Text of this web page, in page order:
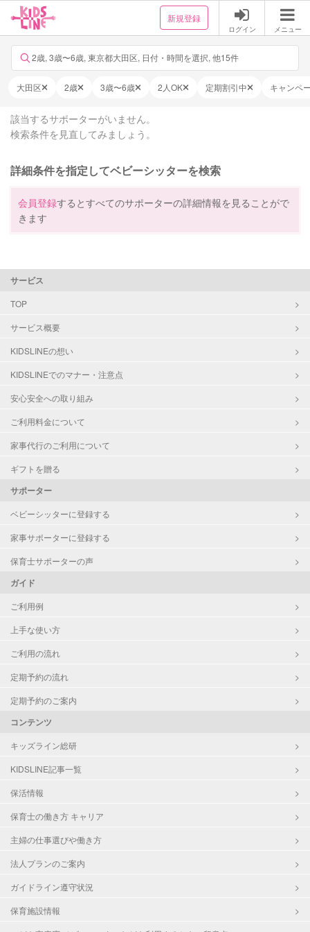
新規登録
ログイン メニュー
2歳, 3歳〜6歳, 東京都大田区, 日付・時間を選択, 他15件
大田区 2歳 3歳〜6歳 2人OK 定期割引中 キャンペ
該当するサポーターがいません。
検索条件を見直してみましょう。
詳細条件を指定してベビーシッターを検索
会員登録するとすべてのサポーターの詳細情報を見ることがで
きます
サービス
TOP
サービス概要
KIDSLINEの想い
KIDSLINEでのマナー・注意点
安心安全への取り組み
ご利用料金について
家事代行のご利用について
ギフトを贈る
サポーター
ベビーシッターに登録する
家事サポーターに登録する
保育士サポーターの声
ガイド
ご利用例
上手な使い方
ご利用の流れ
定期予約の流れ
定期予約のご案内
コンテンツ
キッズライン総研
KIDSLINE記事一覧
保活情報
保育士の働き方 キャリア
主婦の仕事選びや働き方
法人プランのご案内
ガイドライン遵守状況
保育施設情報